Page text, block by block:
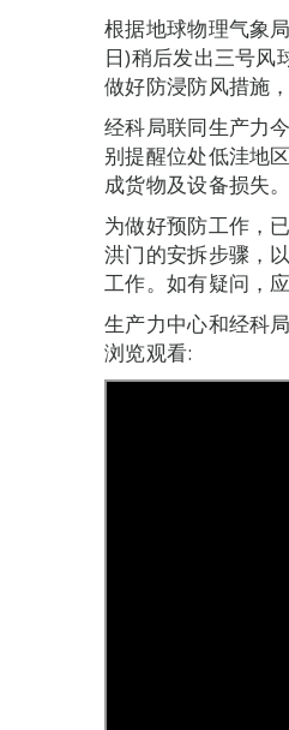
根据地球物理气象
日)稍后发出三号风
做好防浸防风措施
经科局联同生产力
别提醒位处低洼地
成货物及设备损失。
为做好预防工作，
洪门的安拆步骤，
工作。如有疑问，
生产力中心和经科
浏览观看: